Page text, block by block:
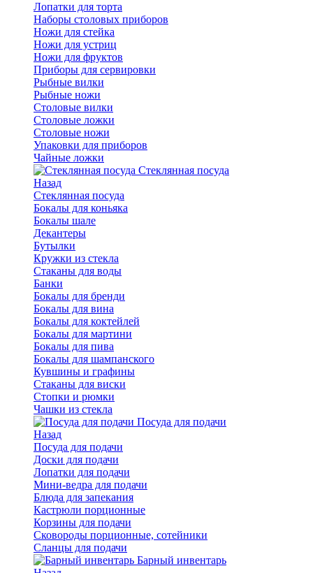
Лопатки для торта
Наборы столовых приборов
Ножи для стейка
Ножи для устриц
Ножи для фруктов
Приборы для сервировки
Рыбные вилки
Рыбные ножи
Столовые вилки
Столовые ложки
Столовые ножи
Упаковки для приборов
Чайные ложки
Стеклянная посуда
Назад
Стеклянная посуда
Бокалы для коньяка
Бокалы шале
Декантеры
Бутылки
Кружки из стекла
Стаканы для воды
Банки
Бокалы для бренди
Бокалы для вина
Бокалы для коктейлей
Бокалы для мартини
Бокалы для пива
Бокалы для шампанского
Кувшины и графины
Стаканы для виски
Стопки и рюмки
Чашки из стекла
Посуда для подачи
Назад
Посуда для подачи
Доски для подачи
Лопатки для подачи
Мини-ведра для подачи
Блюда для запекания
Кастрюли порционные
Корзины для подачи
Сковороды порционные, сотейники
Сланцы для подачи
Барный инвентарь